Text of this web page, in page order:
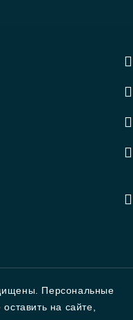
Персональные
на сайте,